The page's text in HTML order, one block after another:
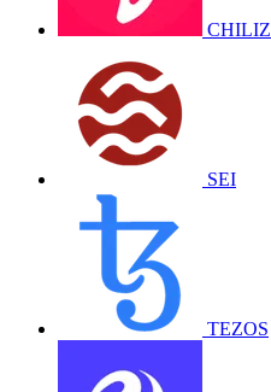
CHILIZ
SEI
TEZOS